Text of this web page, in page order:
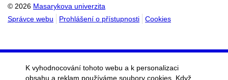
© 2026 Masarykova univerzita
Správce webu
Prohlášení o přístupnosti Cookies
K vyhodnocování tohoto webu a k personalizaci
obsahu a reklam používáme soubory cookies. Když